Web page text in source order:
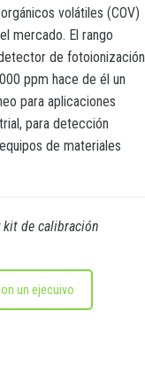
volátiles (COV)
mercado. El rango
de fotoionización
ppm hace de él un
para aplicaciones
para detección
de materiales
de calibración
un ejecuivo